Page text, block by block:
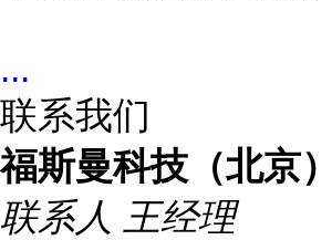
...
联系我们
福斯曼科技（北京
联系人 王经理